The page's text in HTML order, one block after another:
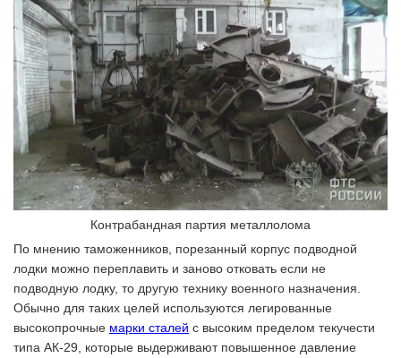
Контрабандная партия металлолома
По мнению таможенников, порезанный корпус подводной
лодки можно переплавить и заново отковать если не
подводную лодку, то другую технику военного назначения.
Обычно для таких целей используются легированные
высокопрочные марки сталей с высоким пределом текучести
типа АК-29, которые выдерживают повышенное давление